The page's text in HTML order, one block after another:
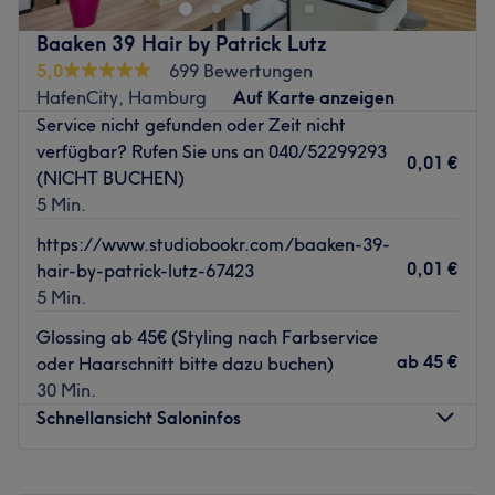
Nächste öffentliche Verkehrsmittel
Der Salon befindet sich nur drei Gehminuten von der U-
Bahnstation sowie Bushaltestelle HafenCity Universität
entfernt.
Das Team
Inhaberin Deniz empfängt dich mit einem Lächeln und
entspannendes Beautyerlebnis zu ermöglichen. Neben
Deutsch spricht sie außerdem Englisch und Türkisch.
Atmosphäre: Freundlich, einladend, modern.
Expertise: Haarschnitt, Styling und Coloration.
Extras: Nur Damen und Herren, Zahlung in Bar sowie per
EC- und Kreditkarte, kostenlose Getränke.
Baaken 39 Hair by Patrick Lutz
5,0
699 Bewertungen
HafenCity, Hamburg
Auf Karte anzeigen
Service nicht gefunden oder Zeit nicht
verfügbar? Rufen Sie uns an 040/52299293
(NICHT BUCHEN)
5 Min.
0,01 €
https://www.studiobookr.com/baaken-39-
hair-by-patrick-lutz-67423
5 Min.
0,01 €
Glossing ab 45€ (Styling nach Farbservice
oder Haarschnitt bitte dazu buchen)
30 Min.
ab 45 €
Schnellansicht Saloninfos